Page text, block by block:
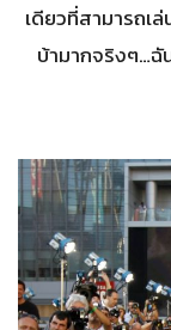
เดียวที่สามารถเ
บ้ามากจริงๆ…ฉั